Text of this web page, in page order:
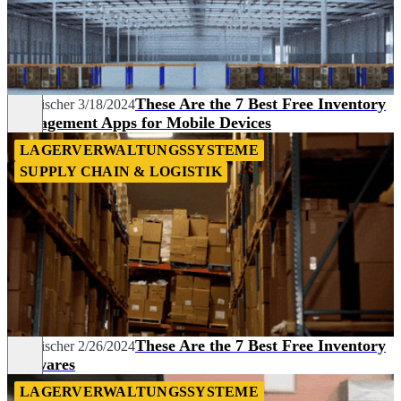
Tim Fischer 3/18/2024These Are the 7 Best Free Inventory
Management Apps for Mobile Devices
LAGERVERWALTUNGSSYSTEME
SUPPLY CHAIN & LOGISTIK
Tim Fischer 2/26/2024These Are the 7 Best Free Inventory
Softwares
LAGERVERWALTUNGSSYSTEME